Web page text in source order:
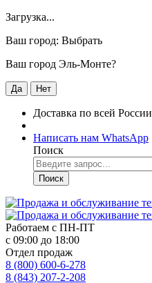
Загрузка...
Ваш город: Выбрать
Ваш город Эль-Монте?
Да Нет
Доставка по всей России
Написать нам WhatsApp
Поиск
Поиск
Работаем с ПН-ПТ
с 09:00 до 18:00
Отдел продаж
8 (800) 600-6-278
8 (843) 207-2-208